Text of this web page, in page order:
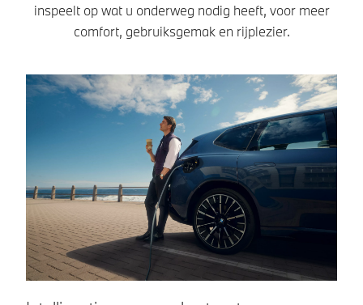
inspeelt op wat u onderweg nodig heeft, voor meer
comfort, gebruiksgemak en rijplezier.